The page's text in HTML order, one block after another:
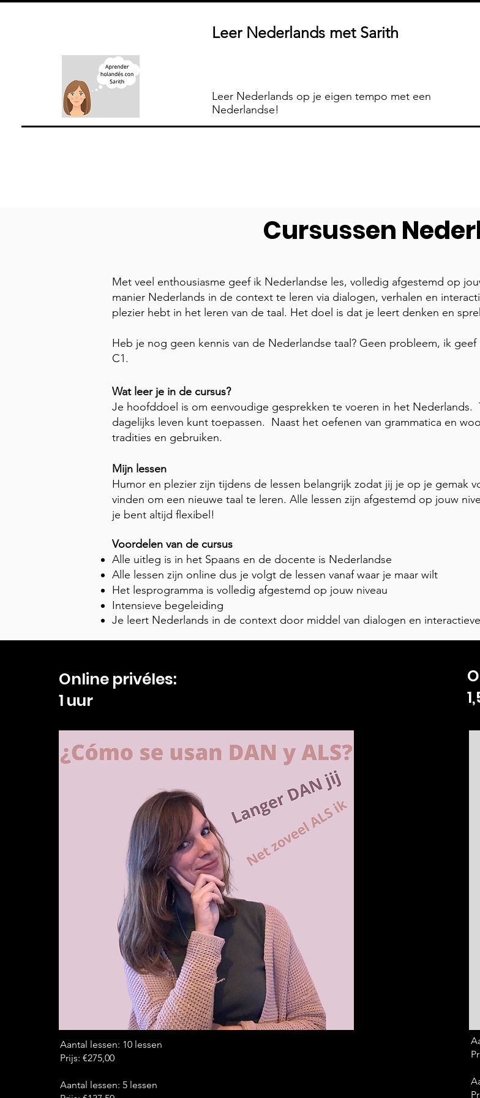
Leer Nederlands met Sarith
Leer Nederlands op je eigen tempo met een
Nederlandse!
Cursussen
Met veel enthousiasme geef ik Nederlandse les, volledig afgestemd op
manier Nederlands in de context te leren via dialogen, verhalen en
plezier hebt in het leren van de taal. Het doel is dat je leert denken en
Heb je nog geen kennis van de Nederlandse taal? Geen probleem, ik
C1.
Wat leer je in de cursus?
Je hoofddoel is om eenvoudige gesprekken te voeren in het
dagelijks leven kunt toepassen. Naast het oefenen van grammatica en
tradities en gebruiken.
Mijn lessen
Humor en plezier zijn tijdens de lessen belangrijk zodat jij je op je gemak
vinden om een nieuwe taal te leren. Alle lessen zijn afgestemd op jouw
je bent altijd flexibel!
Voordelen van de cursus
Alle uitleg is in het Spaans en de docente is Nederlandse
Alle lessen zijn online dus je volgt de lessen vanaf waar je maar wilt
Het lesprogramma is volledig afgestemd op jouw niveau
Intensieve begeleiding
Je leert Nederlands in de context door middel van dialogen en
Online privéles:
1 uur
Aantal lessen: 10 lessen
Prijs: €275,00
Aantal lessen: 5 lessen